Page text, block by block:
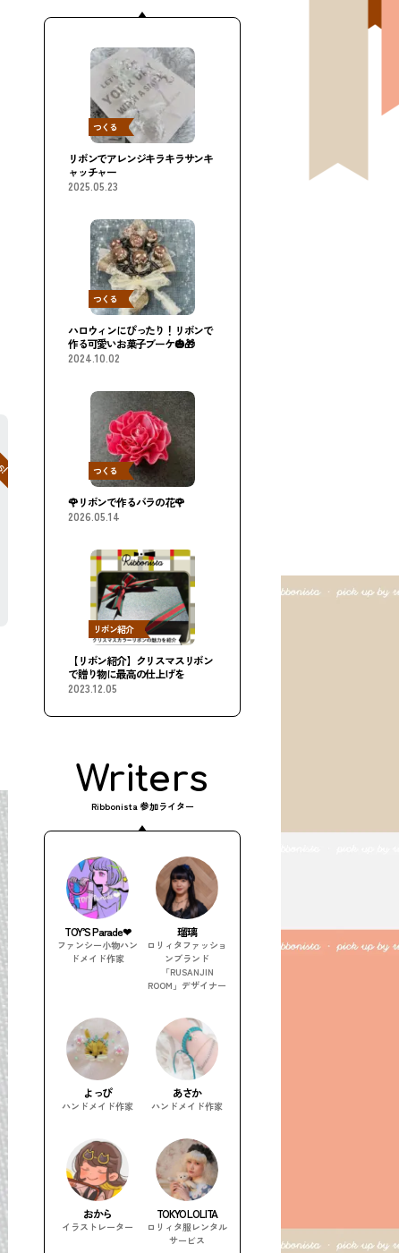
つくる
リボンでアレンジキラキラサンキ
ャッチャー
2025.05.23
つくる
ハロウィンにぴったり！リボンで
作る可愛いお菓子ブーケ🎃🎁
2024.10.02
つくる
🌹リボンで作るバラの花🌹
2026.05.14
リボン紹介
【リボン紹介】クリスマスリボン
で贈り物に最高の仕上げを
2023.12.05
Writers
Ribbonista 参加ライター
TOY’S Parade❤︎
ファンシー小物ハン
ドメイド作家
瑠璃
ロリィタファッショ
ンブランド
「RUSANJIN
ROOM」デザイナー
よっぴ
ハンドメイド作家
あさか
ハンドメイド作家
おから
イラストレーター
TOKYO LOLITA
ロリィタ服レンタル
サービス